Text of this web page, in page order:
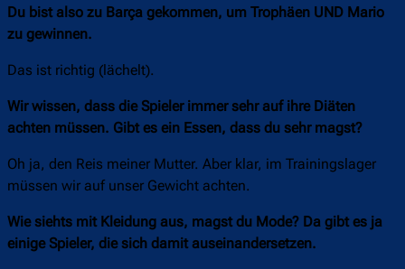
Du bist also zu Barça gekommen, um Trophäen UND Mario
zu gewinnen.
Das ist richtig (lächelt).
Wir wissen, dass die Spieler immer sehr auf ihre Diäten
achten müssen. Gibt es ein Essen, dass du sehr magst?
Oh ja, den Reis meiner Mutter. Aber klar, im Trainingslager
müssen wir auf unser Gewicht achten.
Wie siehts mit Kleidung aus, magst du Mode? Da gibt es ja
einige Spieler, die sich damit auseinandersetzen.